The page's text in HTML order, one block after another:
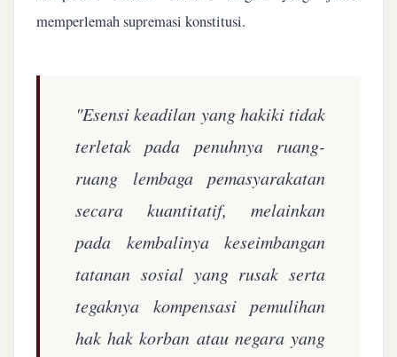
memperlemah supremasi konstitusi.
"Esensi keadilan yang hakiki tidak
terletak pada penuhnya ruang-
ruang lembaga pemasyarakatan
secara kuantitatif, melainkan
pada kembalinya keseimbangan
tatanan sosial yang rusak serta
tegaknya kompensasi pemulihan
hak hak korban atau negara yang